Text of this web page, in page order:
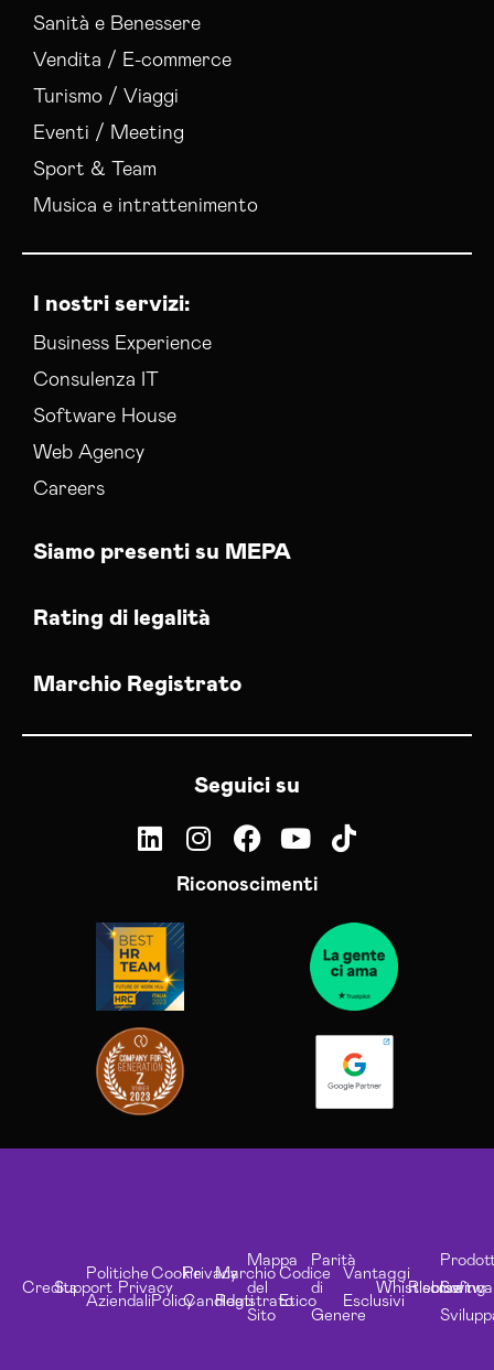
Sanità e Benessere
Vendita / E-commerce
Turismo / Viaggi
Eventi / Meeting
Sport & Team
Musica e intrattenimento
I nostri servizi:
Business Experience
Consulenza IT
Software House
Web Agency
Careers
Siamo presenti su MEPA
Rating di legalità
Marchio Registrato
Seguici su
Riconoscimenti
CreditsSupport
Politiche
Aziendali
Privacy
Cookie
Policy
Privacy
Candidati
Marchio
Registrato
Mappa
del
Sito
Codice
Etico
Parità
di
Genere
Vantaggi
Esclusivi
Whistleblowing
Risorse